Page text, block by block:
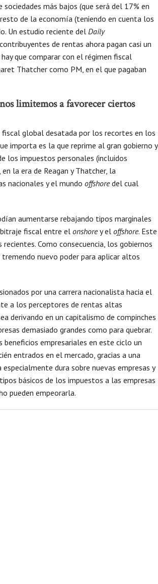
más bajos (que será del 17% en
de la economía (teniendo en cuenta los
Un estudio reciente del Daily
de rentas ahora pagan casi un
que comparar con el régimen fiscal
Thatcher como PM, en el que pagaban
limitemos a favorecer ciertos
global desatada por los recortes en los
importa es la que reprime al gran gobierno y
los impuestos personales (incluidos
la era de Reagan y Thatcher, la
nacionales y el mundo offshoredel cual
aumentarse rebajando tipos marginales
fiscal entre el onshorey el offshore. Este
Como consecuencia, los gobiernos
nuevo poder para aplicar altos
por una carrera nacionalista hacia el
a los perceptores de rentas altas
derivando en un capitalismo de compinches
demasiado grandes como para quebrar.
empresariales en este ciclo un
entrados en el mercado, gracias a una
dura sobre nuevas empresas y
básicos de los impuestos a las empresas
pueden empeorarla.